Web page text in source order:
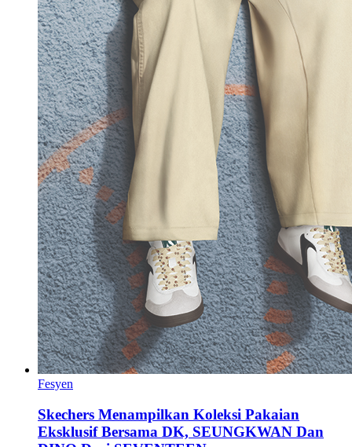
Fesyen
Skechers Menampilkan Koleksi Pakaian
Eksklusif Bersama DK, SEUNGKWAN Dan